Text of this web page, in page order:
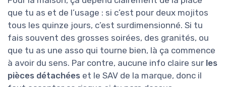
que tu as et de l’usage : si c’est pour deux mojitos
tous les quinze jours, c’est surdimensionné. Si tu
fais souvent des grosses soirées, des granités, ou
que tu as une asso qui tourne bien, là ça commence
à avoir du sens. Par contre, aucune info claire sur les
pièces détachées et le SAV de la marque, donc il